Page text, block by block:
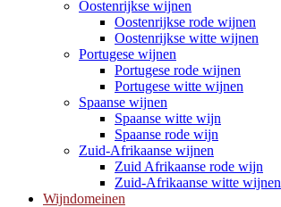
Oostenrijkse wijnen
Oostenrijkse rode wijnen
Oostenrijkse witte wijnen
Portugese wijnen
Portugese rode wijnen
Portugese witte wijnen
Spaanse wijnen
Spaanse witte wijn
Spaanse rode wijn
Zuid-Afrikaanse wijnen
Zuid Afrikaanse rode wijn
Zuid-Afrikaanse witte wijnen
Wijndomeinen